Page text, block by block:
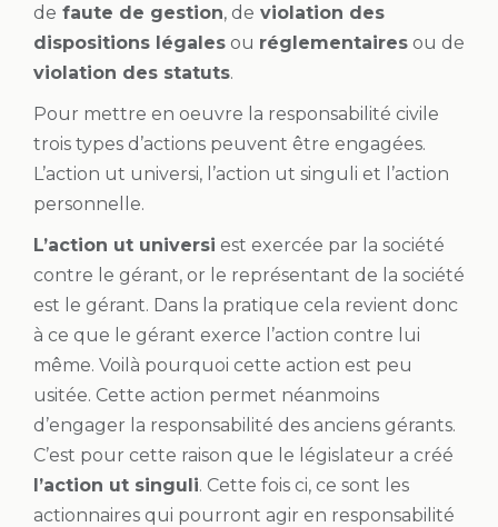
de faute de gestion, de violation des
dispositions légales ou réglementaires ou de
violation des statuts.
Pour mettre en oeuvre la responsabilité civile
trois types d’actions peuvent être engagées.
L’action ut universi, l’action ut singuli et l’action
personnelle.
L’action ut universi est exercée par la société
contre le gérant, or le représentant de la société
est le gérant. Dans la pratique cela revient donc
à ce que le gérant exerce l’action contre lui
même. Voilà pourquoi cette action est peu
usitée. Cette action permet néanmoins
d’engager la responsabilité des anciens gérants.
C’est pour cette raison que le législateur a créé
l’action ut singuli. Cette fois ci, ce sont les
actionnaires qui pourront agir en responsabilité